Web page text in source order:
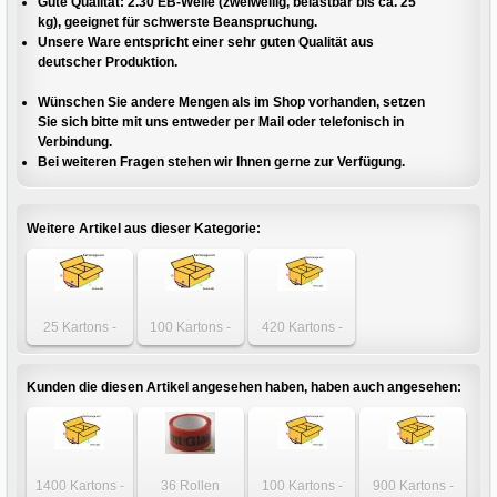
kg), geeignet für schwerste Beanspruchung.
Unsere Ware entspricht einer sehr guten Qualität aus
deutscher Produktion.
Wünschen Sie andere Mengen als im Shop vorhanden, setzen
Sie sich bitte mit uns entweder per Mail oder telefonisch in
Verbindung.
Bei weiteren Fragen stehen wir Ihnen gerne zur Verfügung.
Weitere Artikel aus dieser Kategorie:
25 Kartons -
Karton 895 x 200
100 Kartons -
Karton 895 x 200
420 Kartons -
Karton 895 x 200
Kunden die diesen Artikel angesehen haben, haben auch angesehen:
1400 Kartons - 36 Rollen 100 Kartons - 900 Kartons -